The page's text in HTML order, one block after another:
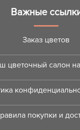
Важные
Заказ цветов
цветочный салон
покупки и